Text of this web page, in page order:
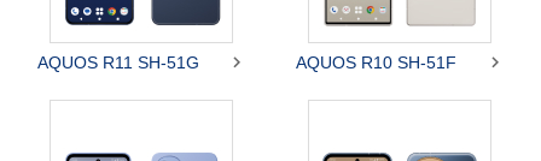
AQUOS R11 SH-51G  AQUOS R10 SH-51F 